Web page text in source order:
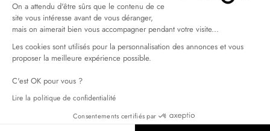
On a attendu d'être sûrs que le contenu de ce
site vous intéresse avant de vous déranger,
mais on aimerait bien vous accompagner pendant votre visite...
Les cookies sont utilisés pour la personnalisation des annonces et vous
proposer la meilleure expérience possible.
C'est OK pour vous ?
Lire la politique de confidentialité
Consentements certifiés par